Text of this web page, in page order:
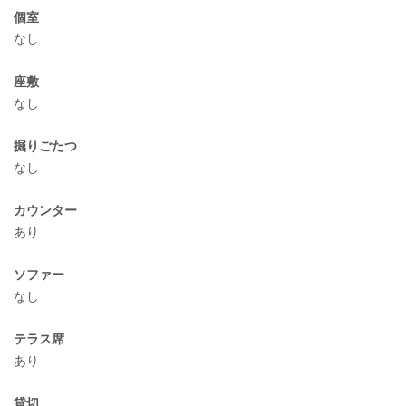
個室
なし
座敷
なし
掘りごたつ
なし
カウンター
あり
ソファー
なし
テラス席
あり